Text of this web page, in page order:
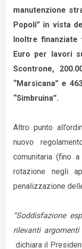
manutenzione
Popoli” in vista
Inoltre finanziate
Euro per lavori
Scontrone,
“Marsicana” e
“Simbruina”.
Altro punto
nuovo
comunitaria (fino
rotazione negli
penalizzazione
“Soddisfazione
rilevanti
dichiara il